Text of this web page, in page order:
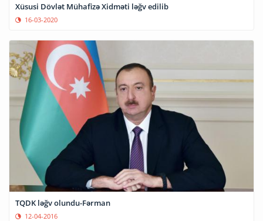
Xüsusi Dövlət Mühafizə Xidməti ləğv edilib
16-03-2020
TQDK ləğv olundu-Fərman
12-04-2016